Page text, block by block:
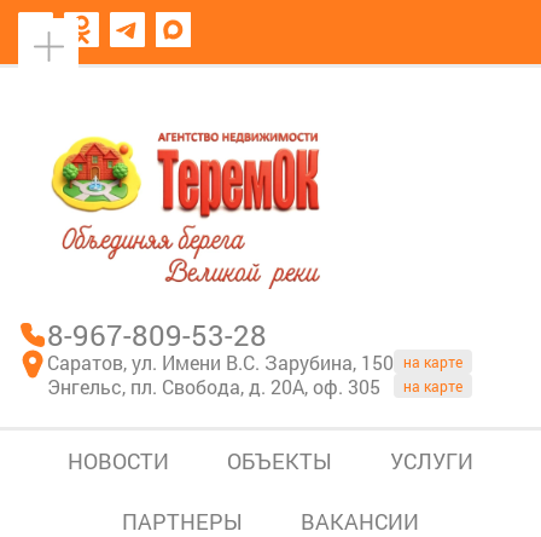
8-967-809-53-28
Саратов, ул. Имени В.С. Зарубина, 150 на карте
Энгельс, пл. Свобода, д. 20А, оф. 305 на карте
НОВОСТИ ОБЪЕКТЫ УСЛУГИ
ПАРТНЕРЫ ВАКАНСИИ